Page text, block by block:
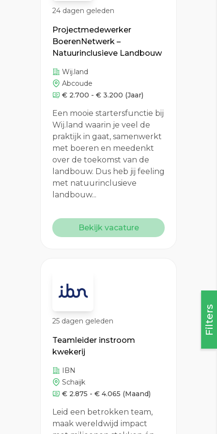
Filters
24 dagen geleden
Projectmedewerker
BoerenNetwerk –
Natuurinclusieve Landbouw
Wij.land
Abcoude
€ 2.700 - € 3.200 (Jaar)
Een mooie startersfunctie bij
Wij.land waarin je veel de
praktijk in gaat, samenwerkt
met boeren en meedenkt
over de toekomst van de
landbouw. Dus heb jij feeling
met natuurinclusieve
landbouw...
Bekijk vacature
25 dagen geleden
Teamleider instroom
kwekerij
IBN
Schaijk
€ 2.875 - € 4.065 (Maand)
Leid een betrokken team,
maak wereldwijd impact